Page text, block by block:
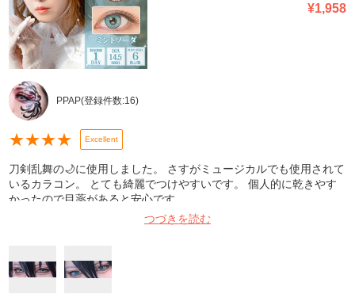
¥1,958
PPAP(登録件数:16)
★★★★ Excellent
刀剣乱舞の🌙に使用しました。 さすがミュージカルでも使用されて
いるカラコン。 とても綺麗でつけやすいです。 個人的に乾きやす
かったので目薬があると安心です。
つづきを読む